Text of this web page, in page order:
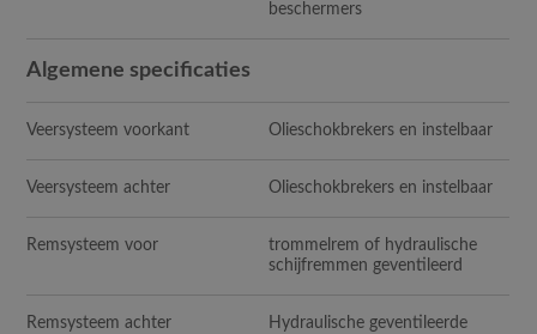
beschermers
Algemene specificaties
Veersysteem voorkant Olieschokbrekers en instelbaar
Veersysteem achter Olieschokbrekers en instelbaar
Remsysteem voor
trommelrem of hydraulische
schijfremmen geventileerd
Remsysteem achter
Hydraulische geventileerde